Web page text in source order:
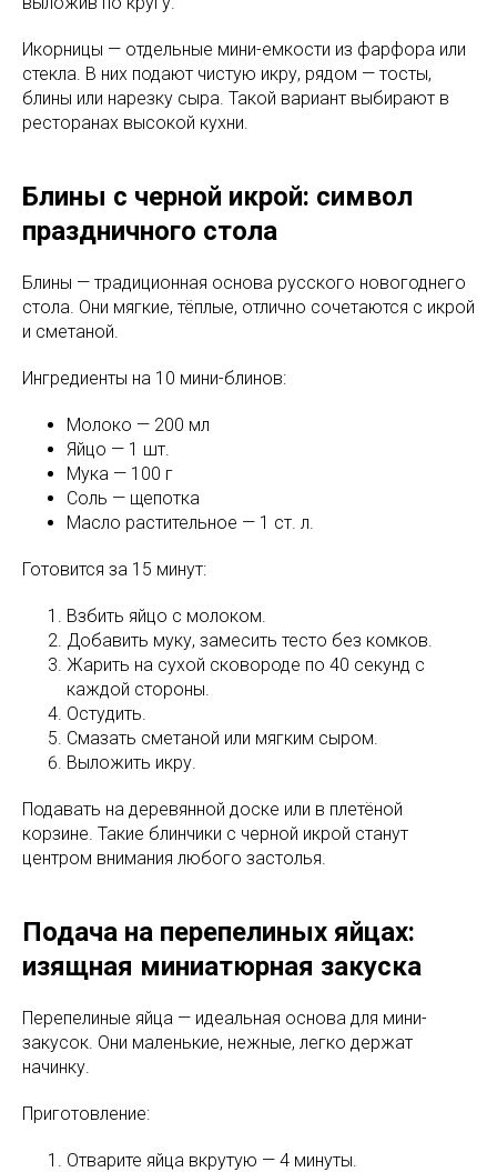
Икорницы — отдельные мини-емкости из фарфора или
стекла. В них подают чистую икру, рядом — тосты,
блины или нарезку сыра. Такой вариант выбирают в
ресторанах высокой кухни.
Блины с черной икрой: символ
праздничного стола
Блины — традиционная основа русского новогоднего
стола. Они мягкие, тёплые, отлично сочетаются с икрой
и сметаной.
Ингредиенты на 10 мини-блинов:
Молоко — 200 мл
Яйцо — 1 шт.
Мука — 100 г
Соль — щепотка
Масло растительное — 1 ст. л.
Готовится за 15 минут:
Взбить яйцо с молоком.
Добавить муку, замесить тесто без комков.
Жарить на сухой сковороде по 40 секунд с
каждой стороны.
Остудить.
Смазать сметаной или мягким сыром.
Выложить икру.
Подавать на деревянной доске или в плетёной
корзине. Такие блинчики с черной икрой станут
центром внимания любого застолья.
Подача на перепелиных яйцах:
изящная миниатюрная закуска
Перепелиные яйца — идеальная основа для мини-
закусок. Они маленькие, нежные, легко держат
начинку.
Приготовление:
Отварите яйца вкрутую — 4 минуты.